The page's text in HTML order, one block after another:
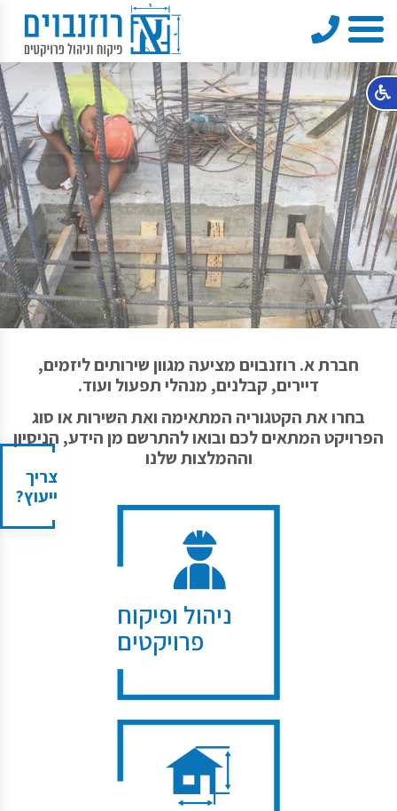
תפריט
חברת א. רוזנבוים מציעה מגוון שירותים ליזמים,
דיירים, קבלנים, מנהלי תפעול ועוד.
בחרו את הקטגוריה המתאימה ואת השירות או סוג
הפרויקט המתאים לכם ובואו להתרשם מן הידע, הניסיון
וההמלצות שלנו
ניהול ופיקוח
פרויקטים
צריך
ייעוץ?